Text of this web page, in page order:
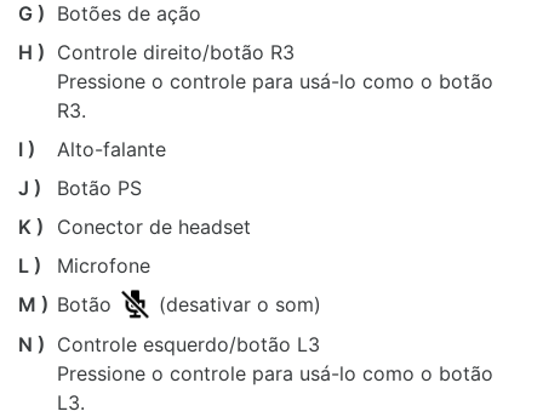
G ) Botões de ação
H ) Controle direito/botão R3
Pressione o controle para usá-lo como o botão
R3.
I )
Alto-falante
J )
Botão PS
K )
Conector de headset
L )
Microfone
M ) Botão
(desativar o som)
N ) Controle esquerdo/botão L3
Pressione o controle para usá-lo como o botão
L3.